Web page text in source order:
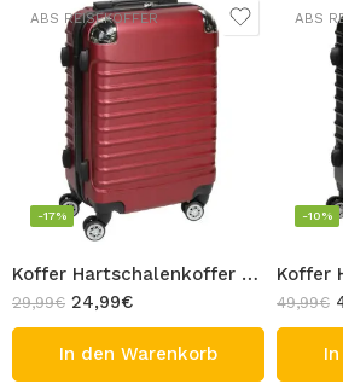
ABS REISEKOFFER
Koffer Hartschalenkoffer Handgepäck Dunkel Rot Reisekoffer ABS Trolley 4 Rolle 360 Grad Zwillingsrolle Kunststoff Kabin Gepäck 40L 55cm
-17%
29,99€ 24,99€
In den Warenkorb
ABS
-10%
49,99€